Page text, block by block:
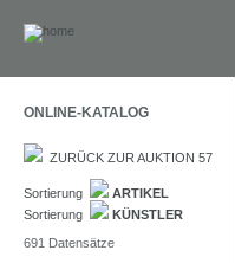
ONLINE-KATALOG
ZURÜCK ZUR AUKTION 57
Sortierung
ARTIKEL
Sortierung
KÜNSTLER
691 Datensätze